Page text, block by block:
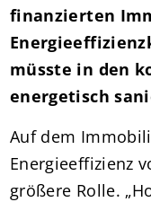
finanzierten
müsste in den
energetisch
Auf dem
Energieeffizienz
größere Rolle.